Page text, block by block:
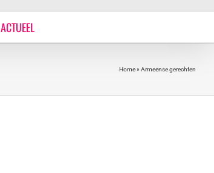
ACTUEEL
Home» Armeense gerechten